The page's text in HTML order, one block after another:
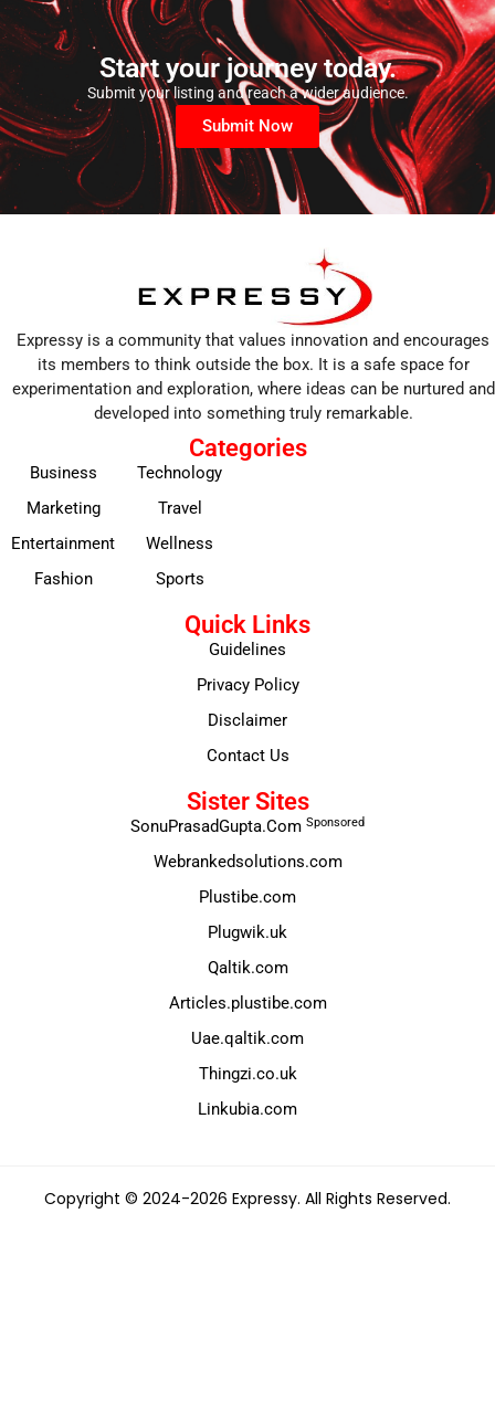
Start your journey today.
Submit your listing and reach a wider audience.
Submit Now
Expressy is a community that values innovation and encourages
its members to think outside the box. It is a safe space for
experimentation and exploration, where ideas can be nurtured and
developed into something truly remarkable.
Categories
Business
Marketing
Entertainment
Fashion
Technology
Travel
Wellness
Sports
Quick Links
Guidelines
Privacy Policy
Disclaimer
Contact Us
Sister Sites
SonuPrasadGupta.Com Sponsored
Webrankedsolutions.com
Plustibe.com
Plugwik.uk
Qaltik.com
Articles.plustibe.com
Uae.qaltik.com
Thingzi.co.uk
Linkubia.com
Copyright © 2024-2026 Expressy. All Rights Reserved.